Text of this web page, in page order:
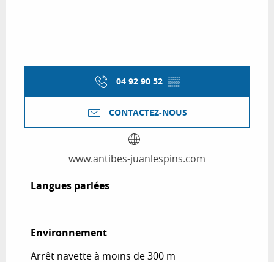
04 92 90 52 ▒▒
CONTACTEZ-NOUS
www.antibes-juanlespins.com
Langues parlées
Langues parlées
Environnement
Environnement
Arrêt navette à moins de 300 m